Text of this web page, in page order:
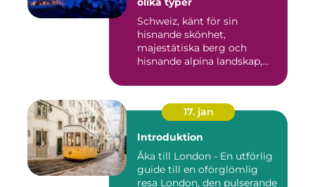
Schweiz, känt för sin
hisnande skönhet,
majestätiska berg och
hisnande alpina landskap,
17. jan
Introduktion
Åka till London - En utförlig
guide till en oförglömlig
resa London, den pulserande